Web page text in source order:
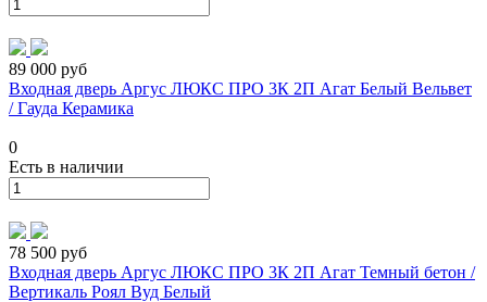
89 000 руб
Входная дверь Аргус ЛЮКС ПРО 3К 2П Агат Белый Вельвет
/ Гауда Керамика
0
Есть в наличии
78 500 руб
Входная дверь Аргус ЛЮКС ПРО 3К 2П Агат Темный бетон /
Вертикаль Роял Вуд Белый